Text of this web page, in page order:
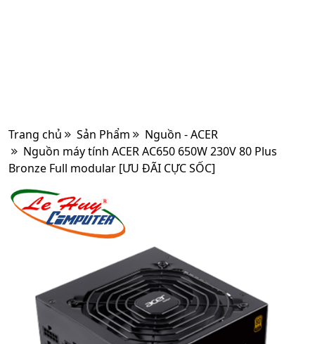
Trang chủ Sản Phẩm
Nguồn - ACER
Nguồn máy tính ACER AC650 650W 230V 80 Plus
Bronze Full modular [ƯU ĐÃI CỰC SỐC]